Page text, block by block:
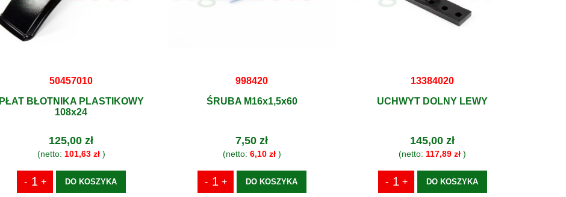
50457010
PŁAT BŁOTNIKA PLASTIKOWY
108x24
125,00 zł
(netto: 101,63 zł)
DO KOSZYKA
998420
ŚRUBA M16x1,5x60
7,50 zł
(netto: 6,10 zł)
DO KOSZYKA
13384020
UCHWYT DOLNY LEWY
145,00 zł
(netto: 117,89 zł )
DO KOSZYKA